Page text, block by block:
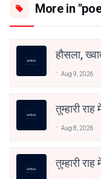
More in
हौसला,
Aug 9, 2026
तुम्हारी
Aug 8, 2026
तुम्हारी